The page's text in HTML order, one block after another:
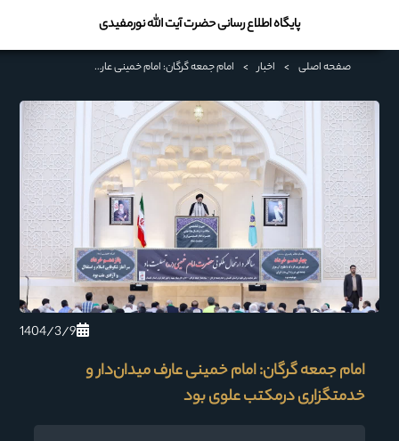
پایگاه اطلاع رسانی حضرت آیت الله نورمفیدی
صفحه اصلی > اخبار > امام جمعه گرگان: امام خمینی عارف میدان‌دار و خدمتگزاری درمکتب علوی بود
1404/3/9
امام جمعه گرگان: امام خمینی عارف میدان‌دار و
خدمتگزاری درمکتب علوی بود